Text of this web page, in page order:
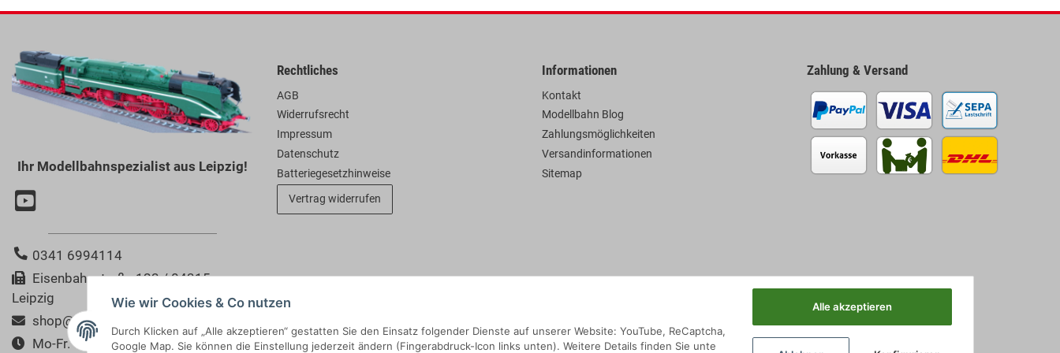
Ihr Modellbahnspezialist aus Leipzig!
0341 6994114
Eisenbahnstraße 123 / 04315
Leipzig
shop@modellbahn-bertram.de
Mo-Fr. 10:00-18:00 Uhr
Rechtliches
AGB
Widerrufsrecht
Impressum
Datenschutz
Batteriegesetzhinweise
Vertrag widerrufen
Informationen
Kontakt
Modellbahn Blog
Zahlungsmöglichkeiten
Versandinformationen
Sitemap
Zahlung & Versand
Wie wir Cookies & Co nutzen
Durch Klicken auf „Alle akzeptieren“ gestatten Sie den Einsatz folgender Dienste auf unserer Website: YouTube, ReCaptcha,
Google Map. Sie können die Einstellung jederzeit ändern (Fingerabdruck-Icon links unten). Weitere Details finden Sie unte
Alle akzeptieren